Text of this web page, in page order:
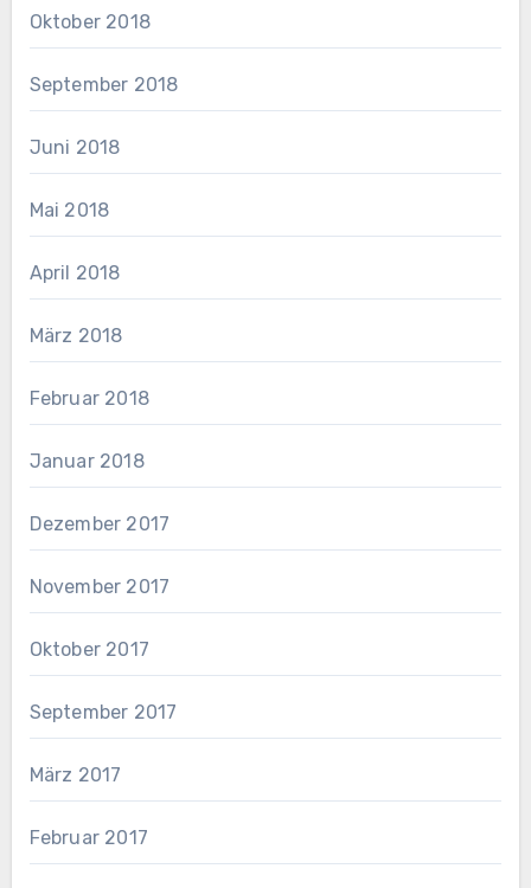
Oktober 2018
September 2018
Juni 2018
Mai 2018
April 2018
März 2018
Februar 2018
Januar 2018
Dezember 2017
November 2017
Oktober 2017
September 2017
März 2017
Februar 2017